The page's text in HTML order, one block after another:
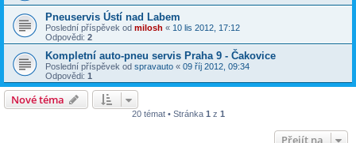
Pneuservis Ústí nad Labem
Poslední příspěvek od milosh « 10 lis 2012, 17:12
Odpovědi: 2
Kompletní auto-pneu servis Praha 9 - Čakovice
Poslední příspěvek od spravauto « 09 říj 2012, 09:34
Odpovědi: 1
Nové téma
20 témat • Stránka 1 z 1
Přejít na